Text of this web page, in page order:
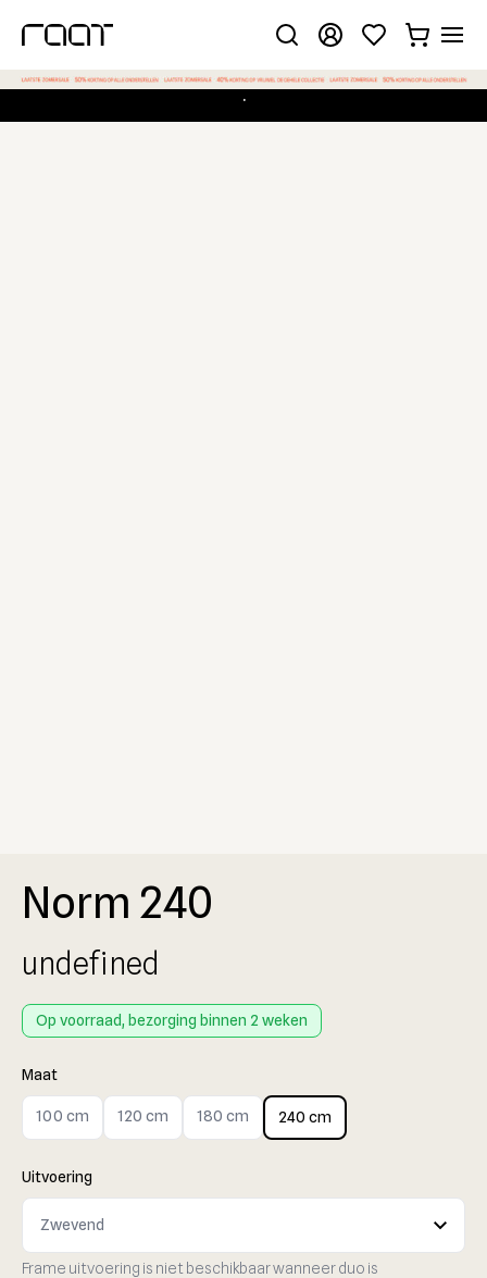
.
Norm 240
undefined
Op voorraad, bezorging binnen 2 weken
Maat
100 cm 120 cm 180 cm 240 cm
Uitvoering
Frame uitvoering is niet beschikbaar wanneer duo is